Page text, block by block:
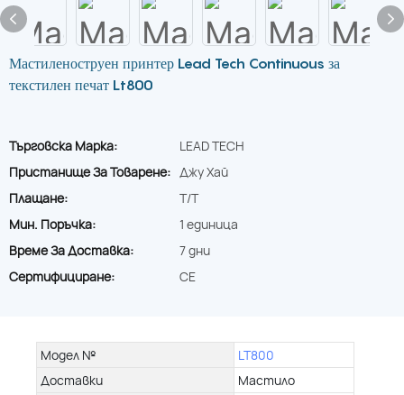
Мастиленоструен принтер Lead Tech Continuous за
текстилен печат Lt800
Търговска Марка:
LEAD TECH
Пристанище За Товарене: Джу Хай
Плащане:
T/T
Мин. Поръчка:
1 единица
Време За Доставка:
7 дни
Сертифициране:
CE
Модел №
LT800
Доставки
Мастило